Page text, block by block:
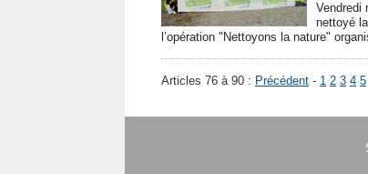
Vendredi
nettoyé
l’opération "Nettoyons la nature"
Articles 76 à 90 : Précédent - 1 2 3 4 5